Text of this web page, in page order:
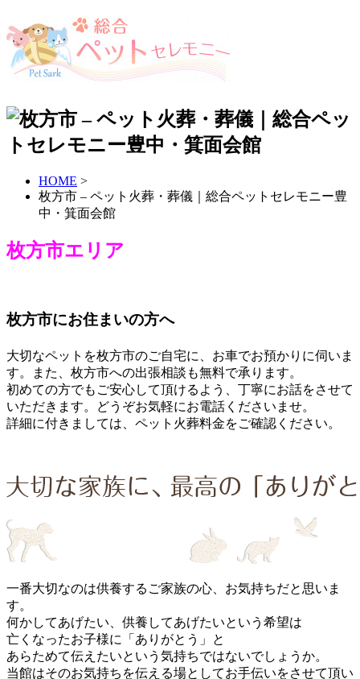
HOME >
枚方市 – ペット火葬・葬儀｜総合ペットセレモニー豊
中・箕面会館
枚方市エリア
枚方市にお住まいの方へ
大切なペットを枚方市のご自宅に、お車でお預かりに伺いま
す。また、枚方市への出張相談も無料で承ります。
初めての方でもご安心して頂けるよう、丁寧にお話をさせて
いただきます。どうぞお気軽にお電話くださいませ。
詳細に付きましては、ペット火葬料金をご確認ください。
一番大切なのは供養するご家族の心、お気持ちだと思いま
す。
何かしてあげたい、供養してあげたいという希望は
亡くなったお子様に「ありがとう」と
あらためて伝えたいという気持ちではないでしょうか。
当館はそのお気持ちを伝える場としてお手伝いをさせて頂い